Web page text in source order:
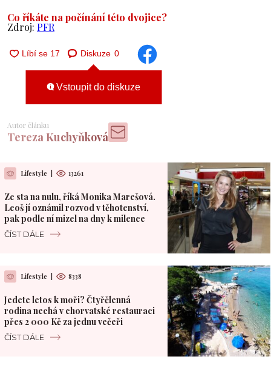
Co říkáte na počínání této dvojice?
Zdroj: PFR
Diskuze 0
Vstoupit do diskuze
Autor článku
Tereza Kuchyňková
Lifestyle 13261
Ze sta na nulu, říká Monika Marešová.
Leoš jí oznámil rozvod v těhotenství,
pak podle ní mizel na dny k milence
ČÍST DÁLE
Lifestyle 8338
Jedete letos k moři? Čtyřčlenná
rodina nechá v chorvatské restauraci
přes 2 000 Kč za jednu večeři
ČÍST DÁLE